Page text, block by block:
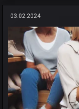
03.02.2024